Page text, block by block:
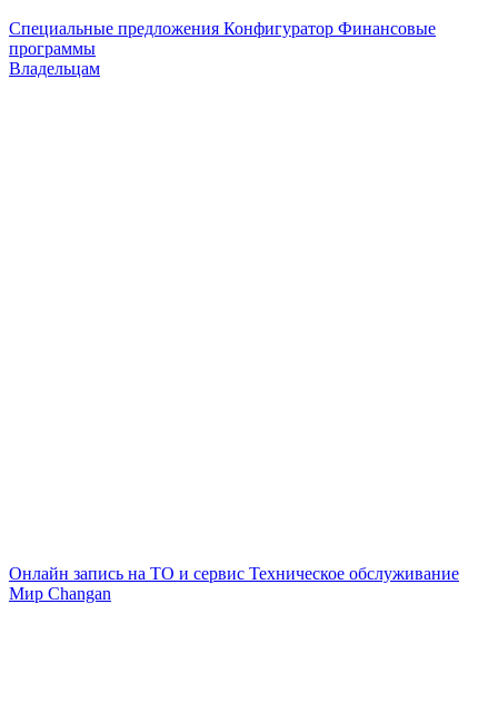
Специальные предложения Конфигуратор Финансовые
программы
Владельцам
Онлайн запись на ТО и сервис Техническое обслуживание
Мир Changan